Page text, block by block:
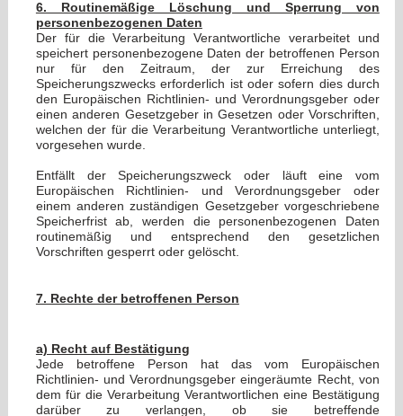
6. Routinemäßige Löschung und Sperrung von
personenbezogenen Daten
Der für die Verarbeitung Verantwortliche verarbeitet und
speichert personenbezogene Daten der betroffenen Person
nur für den Zeitraum, der zur Erreichung des
Speicherungszwecks erforderlich ist oder sofern dies durch
den Europäischen Richtlinien- und Verordnungsgeber oder
einen anderen Gesetzgeber in Gesetzen oder Vorschriften,
welchen der für die Verarbeitung Verantwortliche unterliegt,
vorgesehen wurde.
Entfällt der Speicherungszweck oder läuft eine vom
Europäischen Richtlinien- und Verordnungsgeber oder
einem anderen zuständigen Gesetzgeber vorgeschriebene
Speicherfrist ab, werden die personenbezogenen Daten
routinemäßig und entsprechend den gesetzlichen
Vorschriften gesperrt oder gelöscht.
7. Rechte der betroffenen Person
a) Recht auf Bestätigung
Jede betroffene Person hat das vom Europäischen
Richtlinien- und Verordnungsgeber eingeräumte Recht, von
dem für die Verarbeitung Verantwortlichen eine Bestätigung
darüber zu verlangen, ob sie betreffende